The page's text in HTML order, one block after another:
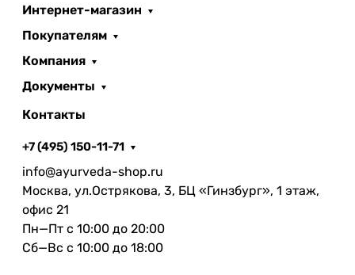
Интернет-магазин
Покупателям
Компания
Документы
Контакты
+7 (495) 150-11-71
info@ayurveda-shop.ru
Москва, ул.Острякова, 3, БЦ «Гинзбург», 1 этаж,
офис 21
Пн—Пт с 10:00 до 20:00
Сб—Вс с 10:00 до 18:00